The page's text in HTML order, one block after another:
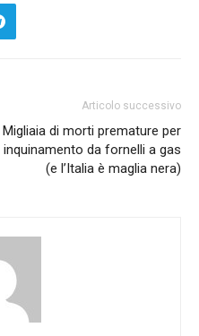
Articolo successivo
Migliaia di morti premature per
inquinamento da fornelli a gas
(e l’Italia è maglia nera)